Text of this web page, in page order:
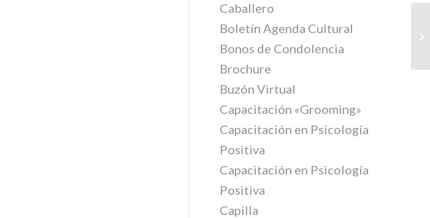
Caballero
Boletín Agenda Cultural
Bonos de Condolencia
Brochure
Buzón Virtual
Capacitación «Grooming»
Capacitación en Psicología
Positiva
Capacitación en Psicología
Positiva
Capilla